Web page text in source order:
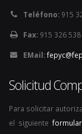
Teléfono: 915
Fax: 915 326 538
EMail:
Solicitud
Para solicitar
el siguiente